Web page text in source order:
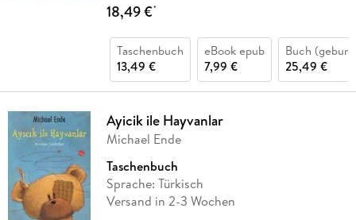
18,49 €*
Taschenbuch
13,49 €
eBook epub
7,99 €
Buch
25,49 €
Ayicik ile Hayvanlar
Michael Ende
Taschenbuch
Sprache: Türkisch
Versand in 2-3 Wochen